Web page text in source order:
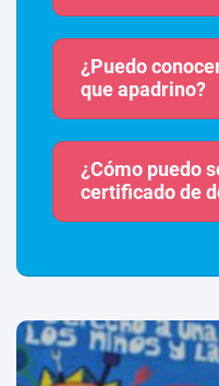
¿Puedo
que apadrino?
¿Cómo puedo
certificado de